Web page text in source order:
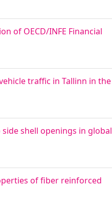
of OECD/INFE Financial
traffic in Tallinn in the
shell openings in global
of fiber reinforced